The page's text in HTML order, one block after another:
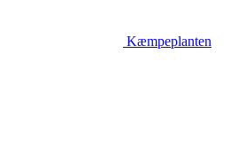
Kæmpeplanten